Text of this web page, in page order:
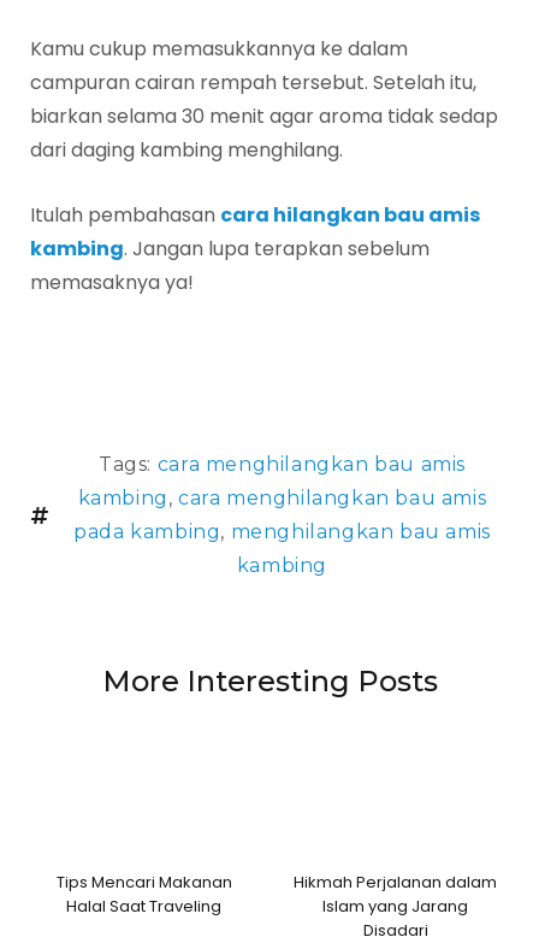
Kamu cukup memasukkannya ke dalam
campuran cairan rempah tersebut. Setelah itu,
biarkan selama 30 menit agar aroma tidak sedap
dari daging kambing menghilang.
Itulah pembahasan cara hilangkan bau amis
kambing. Jangan lupa terapkan sebelum
memasaknya ya!
Tags: cara menghilangkan bau amis
kambing ,cara menghilangkan bau amis
pada kambing, menghilangkan bau amis
kambing
More Interesting Posts
Tips Mencari Makanan
Halal Saat Traveling
Hikmah Perjalanan dalam
Islam yang Jarang
Disadari